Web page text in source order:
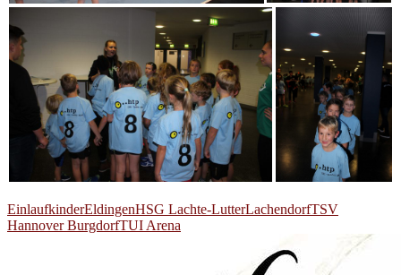
EinlaufkinderEldingenHSG Lachte-LutterLachendorfTSV
Hannover BurgdorfTUI Arena